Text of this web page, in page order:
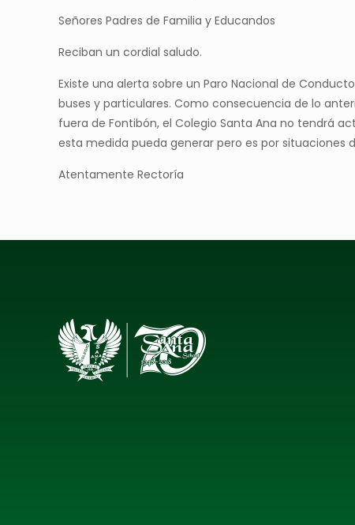
Señores Padres de Familia y Educandos
Reciban un cordial saludo.
Existe una alerta sobre un Paro Nacional de
buses y particulares. Como consecuencia de lo
fuera de Fontibón, el Colegio Santa Ana no tendrá
esta medida pueda generar pero es por situaciones
Atentamente Rectoría